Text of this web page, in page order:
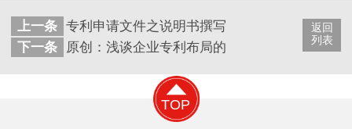
返回
列表
上一条 专利申请文件之说明书撰写注意事项！
下一条
原创：浅谈企业专利布局的策略
TOP